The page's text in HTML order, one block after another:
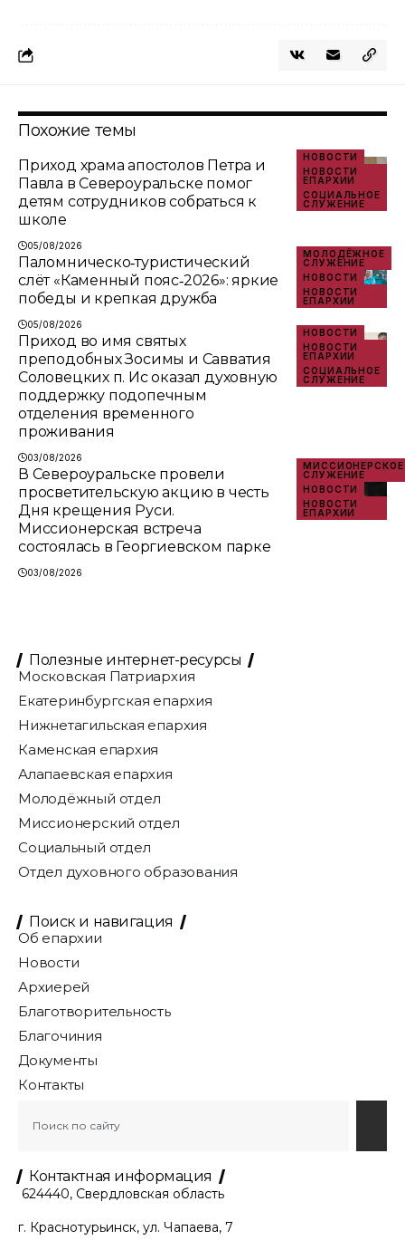
Похожие темы
НОВОСТИ
НОВОСТИ
ЕПАРХИИ
СОЦИАЛЬНОЕ
СЛУЖЕНИЕ
Приход храма апостолов Петра и
Павла в Североуральске помог
детям сотрудников собраться к
школе
05/08/2026
МОЛОДЁЖНОЕ
СЛУЖЕНИЕ
НОВОСТИ
НОВОСТИ
ЕПАРХИИ
Паломническо‑туристический
слёт «Каменный пояс‑2026»: яркие
победы и крепкая дружба
05/08/2026
НОВОСТИ
НОВОСТИ
ЕПАРХИИ
СОЦИАЛЬНОЕ
СЛУЖЕНИЕ
Приход во имя святых
преподобных Зосимы и Савватия
Соловецких п. Ис оказал духовную
поддержку подопечным
отделения временного
проживания
03/08/2026
МИССИОНЕРСКОЕ
СЛУЖЕНИЕ
НОВОСТИ
НОВОСТИ
ЕПАРХИИ
В Североуральске провели
просветительскую акцию в честь
Дня крещения Руси.
Миссионерская встреча
состоялась в Георгиевском парке
03/08/2026
Полезные интернет-ресурсы
Московская Патриархия
Екатеринбургская епархия
Нижнетагильская епархия
Каменская епархия
Алапаевская епархия
Молодёжный отдел
Миссионерский отдел
Социальный отдел
Отдел духовного образования
Поиск и навигация
Об епархии
Новости
Архиерей
Благотворительность
Благочиния
Документы
Контакты
Контактная информация
624440, Свердловская область
г. Краснотурьинск, ул. Чапаева, 7